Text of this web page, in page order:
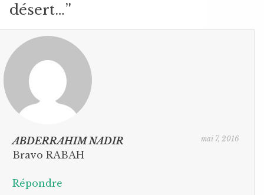
désert…”
ABDERRAHIM NADIR mai 7, 2016
Bravo RABAH
Répondre